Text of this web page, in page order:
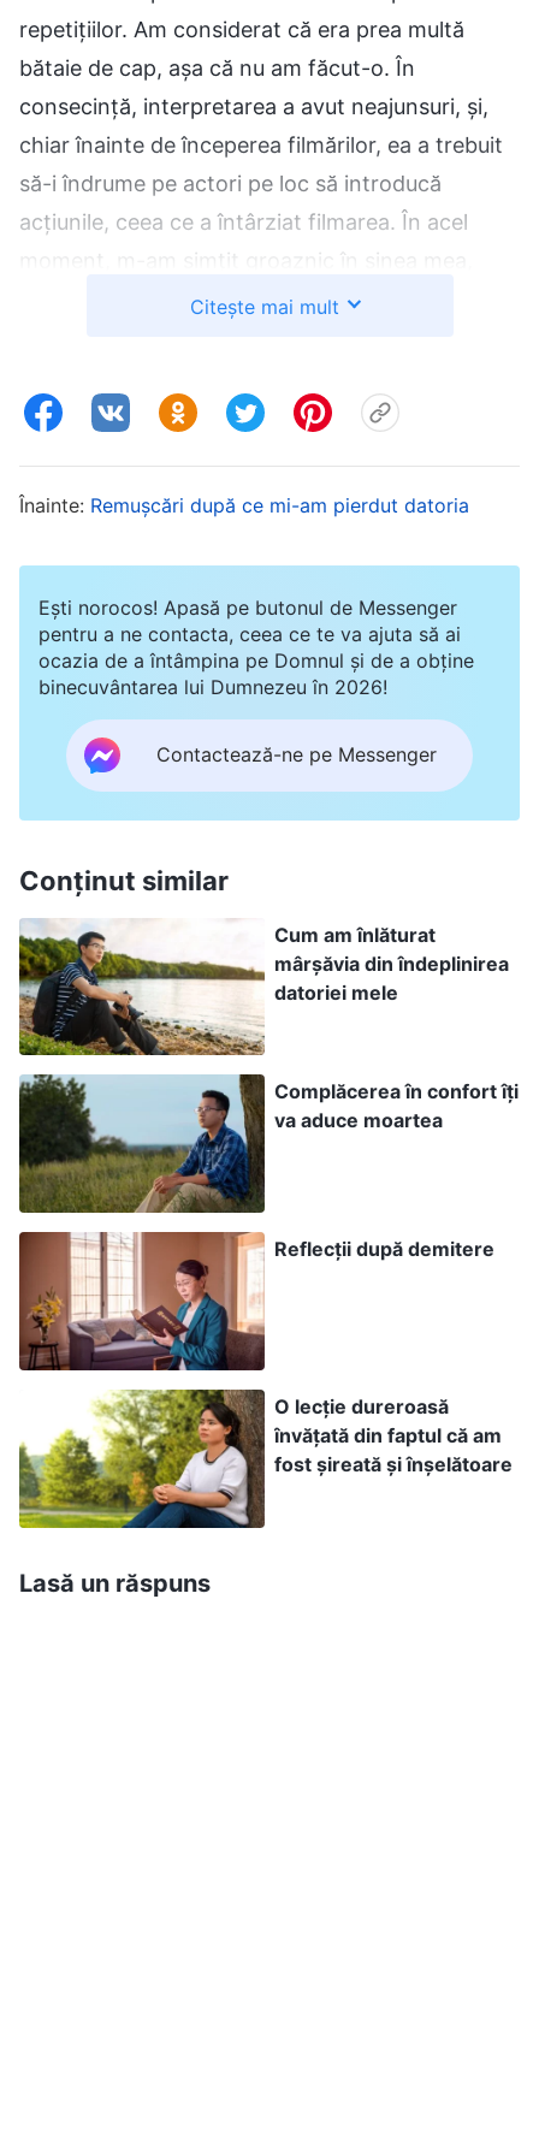
repetițiilor. Am considerat că era prea multă
bătaie de cap, așa că nu am făcut-o. În
consecință, interpretarea a avut neajunsuri, și,
chiar înainte de începerea filmărilor, ea a trebuit
să-i îndrume pe actori pe loc să introducă
acțiunile, ceea ce a întârziat filmarea. În acel
moment, m-am simțit groaznic în sinea mea,
știind că nu-mi îndeplinisem responsabilitatea.
era pur și simplu prea obositoare și supărătoare.
constant probleme cu interpretările lor.
le explic actorilor scenele mai în detaliu, dar nu
numai că nu am ascultat, ci m-am simțit
potrivnică, gândindu-mă: „Să fiu mai minuțioasă
ar fi o mare bătaie de cap! Cât de mult ar ajunge
să dureze repetițiile?” Ba chiar încercam să
argumentez, spunând: „Când eram actriță,
nimeni nu mă îndruma atât de detaliat. Nu
timpul să repetăm, tot le dădeam actorilor doar o
schiță generală, fără detalii, ceea ce a dus la
reluări frecvente ale filmărilor și a întârziat
programul de producție.
După un timp, fratele Elias a fost desemnat să
coopereze cu mine în datoria de regie.
Coordonatoarea mi-a spus: „Se pare că te chinui
să faci singură datoria de regie. De acum înainte,
principala ta responsabilitate va fi să le explici
actorilor scenele, iar fratele Elias va superviza
lucrurile de la monitor.” De fapt, am fost foarte
fericită să aud asta. M-am gândit: „Grozav! Nu
mai trebuie să stau cu ochii pe monitor și să
supervizez lucrurile. În felul acesta, timpul meu
va fi mai flexibil, iar eu nu voi mai fi atât de
obosită.” După aceea, imediat ce terminam de
repetat cu actorii, plecam să mă ocup de
și, drept urmare, existau mereu probleme în
Citește mai mult
Înainte: Remușcări după ce mi-am pierdut datoria
Ești norocos! Apasă pe butonul de Messenger
pentru a ne contacta, ceea ce te va ajuta să ai
ocazia de a întâmpina pe Domnul și de a obține
binecuvântarea lui Dumnezeu în 2026!
Contactează-ne pe Messenger
Conținut similar
Cum am înlăturat
mârșăvia din îndeplinirea
datoriei mele
Complăcerea în confort îți
va aduce moartea
Reflecții după demitere
O lecție dureroasă
învățată din faptul că am
fost șireată și înșelătoare
Lasă un răspuns